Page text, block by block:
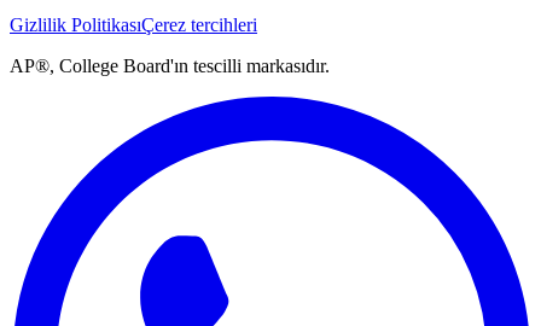
Gizlilik PolitikasıÇerez tercihleri
AP®, College Board'ın tescilli markasıdır.